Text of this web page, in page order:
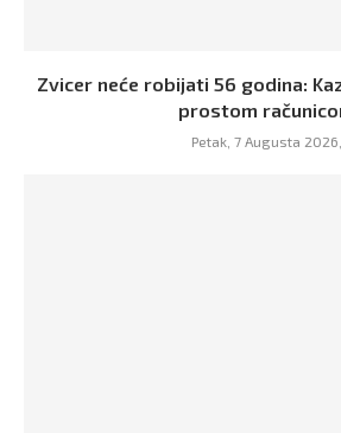
Zvicer neće robijati 56 godina:
prostom
Petak, 7 Augusta 2026,